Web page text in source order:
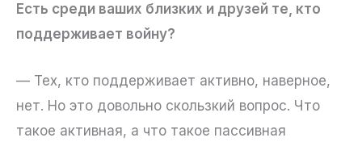
Есть среди ваших близких и друзей те, кто
поддерживает войну?
— Тех, кто поддерживает активно, наверное,
нет. Но это довольно скользкий вопрос. Что
такое активная, а что такое пассивная